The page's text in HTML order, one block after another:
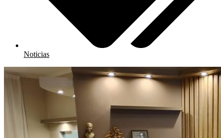
Noticias